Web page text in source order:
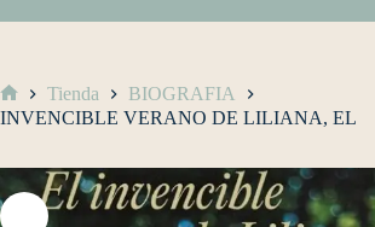
Tienda
BIOGRAFIA
INVENCIBLE VERANO DE LILIANA, EL